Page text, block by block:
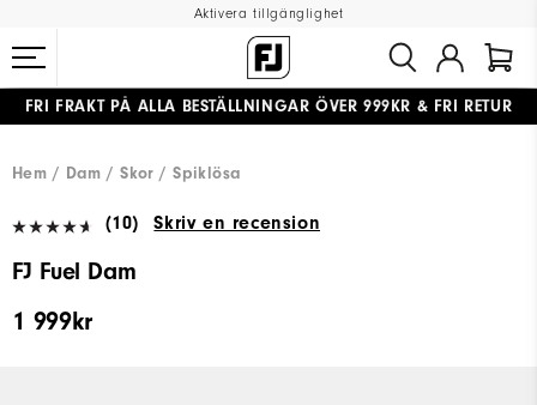
Aktivera tillgänglighet
FRI FRAKTPÅ ALLA BESTÄLLNINGAR ÖVER 999KR & FRI RETUR
Hem Dam Skor Spiklösa
(10) Skriv en recension
FJ Fuel Dam
1 999kr